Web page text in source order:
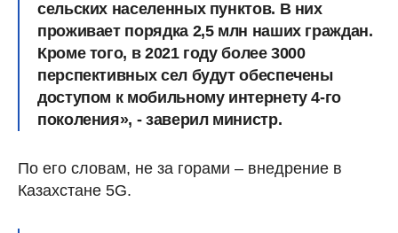
сельских населенных пунктов. В них
проживает порядка 2,5 млн наших граждан.
Кроме того, в 2021 году более 3000
перспективных сел будут обеспечены
доступом к мобильному интернету 4-го
поколения», - заверил министр.
По его словам, не за горами – внедрение в
Казахстане 5G.